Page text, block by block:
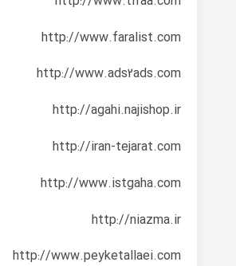
http://www.faralist.com
http://www.ads2ads.com
http://agahi.najishop.ir
http://iran-tejarat.com
http://www.istgaha.com
http://niazma.ir
http://www.peyketallaei.com